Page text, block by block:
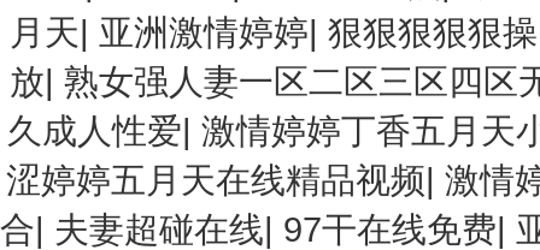
月天| 亚洲激情婷婷|狠狠狠狠狠操
放|熟女强人妻一区二区三区四区
久成人性爱|激情婷婷丁香五月天
涩婷婷五月天在线精品视频| 激情
合| 夫妻超碰在线| 97干在线免费|